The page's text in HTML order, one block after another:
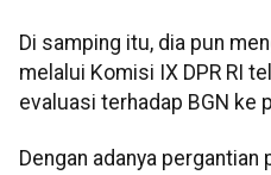
Di samping itu, dia pun
melalui Komisi IX DPR RI
evaluasi terhadap BGN ke
Dengan adanya pergantian